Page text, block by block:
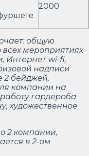
2000
общую
всех мероприятиях
Интернет wi-fi,
надписи
2 бейджей,
компании на
гардероба
художественное
2 компании,
в 2-ом